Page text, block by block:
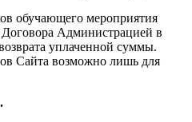
обучающего мероприятия
Договора Администрацией в
уплаченной суммы.
Сайта возможно лишь для